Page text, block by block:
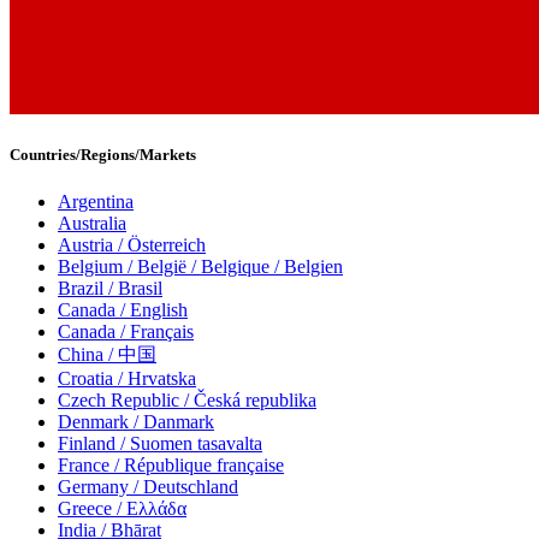
Countries/Regions/Markets
Argentina
Australia
Austria / Österreich
Belgium / België / Belgique / Belgien
Brazil / Brasil
Canada / English
Canada / Français
China / 中国
Croatia / Hrvatska
Czech Republic / Česká republika
Denmark / Danmark
Finland / Suomen tasavalta
France / République française
Germany / Deutschland
Greece / Ελλάδα
India / Bhārat